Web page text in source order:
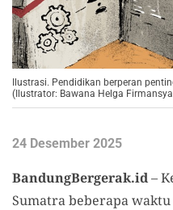
Ilustrasi. Pendidikan berperan
(Ilustrator: Bawana Helga
24 Desember 2025
BandungBergerak.id–
Sumatra beberapa